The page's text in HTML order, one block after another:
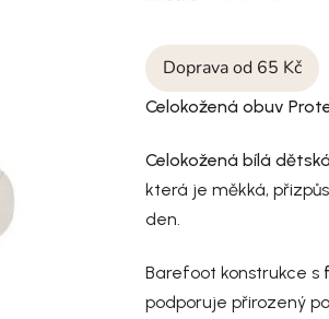
Doprava od 65 Kč
Celokožená obuv
Celokožená bílá
která je měkká,
den.
Barefoot konstrukce s
podporuje přirozený